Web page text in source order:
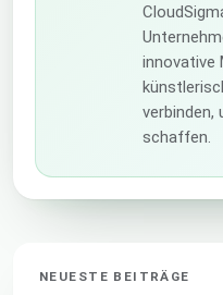
innovative
verbinden,
schaffen.
NEUESTE BEITRÄGE